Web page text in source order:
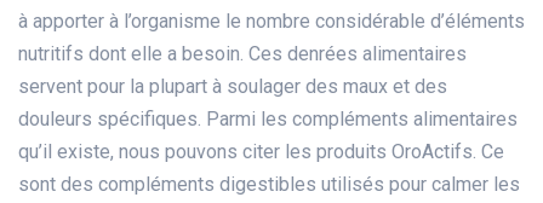
à apporter à l’organisme le nombre considérable d’éléments
nutritifs dont elle a besoin. Ces denrées alimentaires
servent pour la plupart à soulager des maux et des
douleurs spécifiques. Parmi les compléments alimentaires
qu’il existe, nous pouvons citer les produits OroActifs. Ce
sont des compléments digestibles utilisés pour calmer les